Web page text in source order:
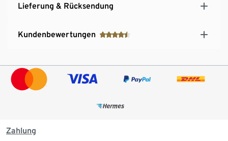
Lieferung & Rücksendung
Kundenbewertungen
Zahlung